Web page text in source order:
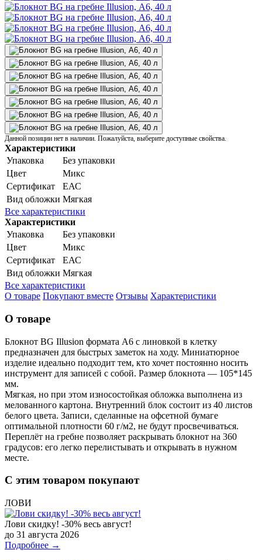
Данной позиции нет в наличии. Пожалуйста, выберите доступные свойства.
Характеристики
Упаковка
Без упаковки
Цвет
Микс
Сертификат
ЕАС
Вид обложки Мягкая
Все характеристики
Характеристики
Упаковка
Без упаковки
Цвет
Микс
Сертификат
ЕАС
Вид обложки Мягкая
Все характеристики
О товаре Покупают вместе Отзывы Характеристики
О товаре
Блокнот BG Illusion формата А6 с линовкой в клетку
предназначен для быстрых заметок на ходу. Миниатюрное
изделие идеально подходит тем, кто хочет постоянно носить
инструмент для записей с собой. Размер блокнота — 105*145
мм.
Мягкая, но при этом износостойкая обложка выполнена из
мелованного картона. Внутренний блок состоит из 40 листов
белого цвета. Записи, сделанные на офсетной бумаге
оптимальной плотности 60 г/м2, не будут просвечиваться.
Переплёт на гребне позволяет раскрывать блокнот на 360
градусов: его легко перелистывать и открывать в нужном
месте.
С этим товаром покупают
ЛОВИ
Лови скидку! -30% весь август!
до 31 августа 2026
Подробнее →